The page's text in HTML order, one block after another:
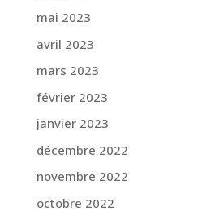
mai 2023
avril 2023
mars 2023
février 2023
janvier 2023
décembre 2022
novembre 2022
octobre 2022